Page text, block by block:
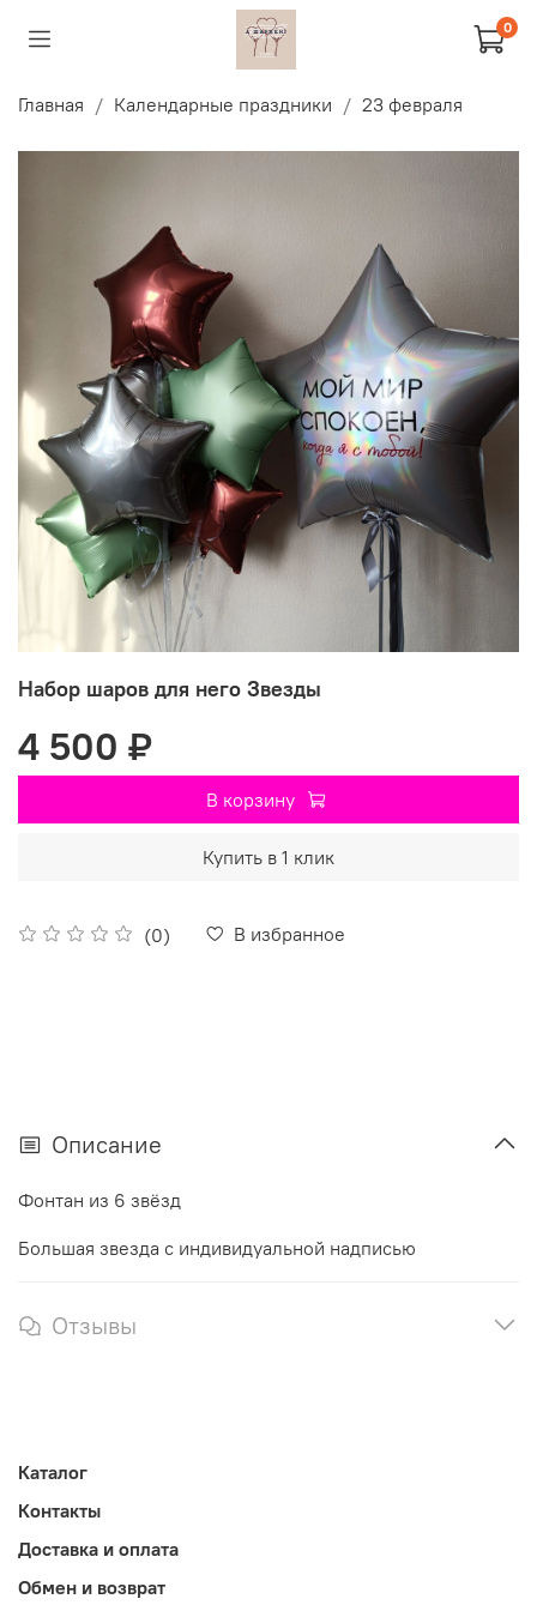
0
Главная Календарные праздники 23 февраля
Набор шаров для него Звезды
(0) В избранное
4 500 ₽
В корзину
Купить в 1 клик
Описание
Фонтан из 6 звёзд
Большая звезда с индивидуальной надписью
Отзывы
Каталог
Контакты
Доставка и оплата
Обмен и возврат